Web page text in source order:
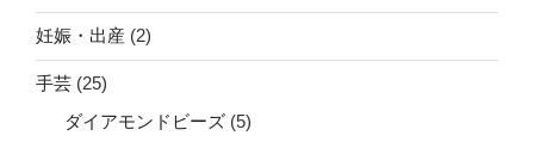
妊娠・出産 (2)
手芸 (25)
ダイアモンドビーズ (5)